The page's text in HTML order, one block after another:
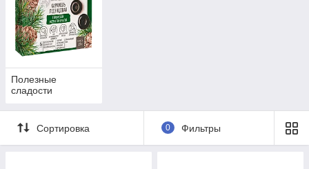
Полезные
сладости
Сортировка 0 Фильтры